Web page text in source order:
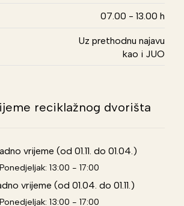
07.00 - 13.00 h
Uz prethodnu najavu
kao i JUO
reciklažnog dvorišta
vrijeme (od 01.11. do 01.04.)
Ponedjeljak: 13:00 - 17:00
vrijeme (od 01.04. do 01.11.)
Ponedjeljak: 13:00 - 17:00